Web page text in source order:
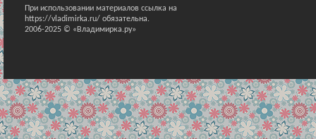
При использовании материалов ссылка на
https://vladimirka.ru/ обязательна.
2006-2025 © «Владимирка.ру»